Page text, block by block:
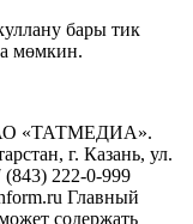
бары тик
мөмкин.
АО «ТАТМЕДИА».
г. Казань, ул.
222-0-999
Главный
содержать